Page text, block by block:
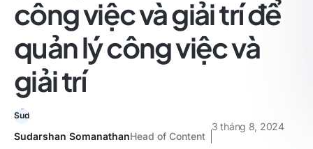
công việc và giải trí để
quản lý công việc và
giải trí
Sudarshan SomanathanHead of Content
3 tháng 8, 2024